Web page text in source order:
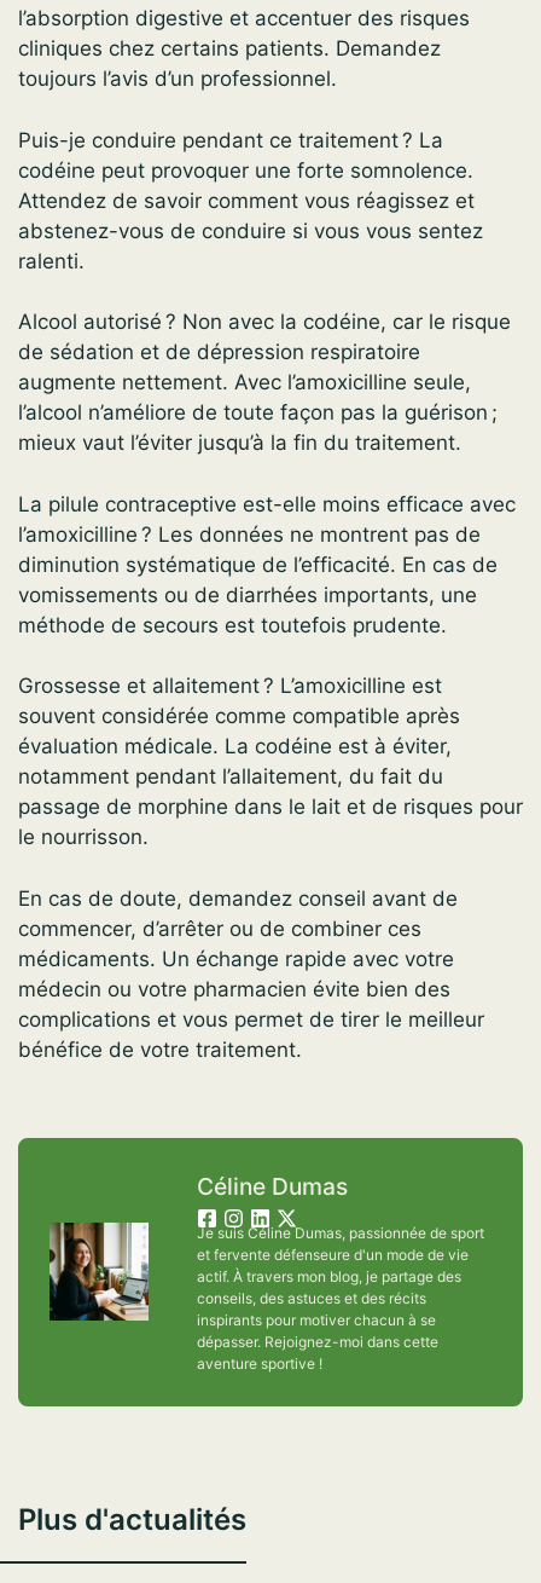
l’absorption digestive et accentuer des risques
cliniques chez certains patients. Demandez
toujours l’avis d’un professionnel.
Puis-je conduire pendant ce traitement ? La
codéine peut provoquer une forte somnolence.
Attendez de savoir comment vous réagissez et
abstenez-vous de conduire si vous vous sentez
ralenti.
Alcool autorisé ? Non avec la codéine, car le risque
de sédation et de dépression respiratoire
augmente nettement. Avec l’amoxicilline seule,
l’alcool n’améliore de toute façon pas la guérison ;
mieux vaut l’éviter jusqu’à la fin du traitement.
La pilule contraceptive est-elle moins efficace avec
l’amoxicilline ? Les données ne montrent pas de
diminution systématique de l’efficacité. En cas de
vomissements ou de diarrhées importants, une
méthode de secours est toutefois prudente.
Grossesse et allaitement ? L’amoxicilline est
souvent considérée comme compatible après
évaluation médicale. La codéine est à éviter,
notamment pendant l’allaitement, du fait du
passage de morphine dans le lait et de risques pour
le nourrisson.
En cas de doute, demandez conseil avant de
commencer, d’arrêter ou de combiner ces
médicaments. Un échange rapide avec votre
médecin ou votre pharmacien évite bien des
complications et vous permet de tirer le meilleur
bénéfice de votre traitement.
Céline Dumas
Je suis Céline Dumas, passionnée de sport
et fervente défenseure d'un mode de vie
actif. À travers mon blog, je partage des
conseils, des astuces et des récits
inspirants pour motiver chacun à se
dépasser. Rejoignez-moi dans cette
aventure sportive !
Plus d'actualités